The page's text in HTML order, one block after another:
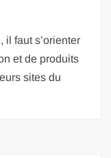
il faut s’orienter
et de produits
sites du